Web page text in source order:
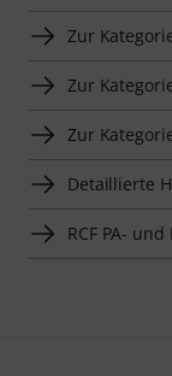
Zur
Zur
Zur
Detaillierte
RCF PA-